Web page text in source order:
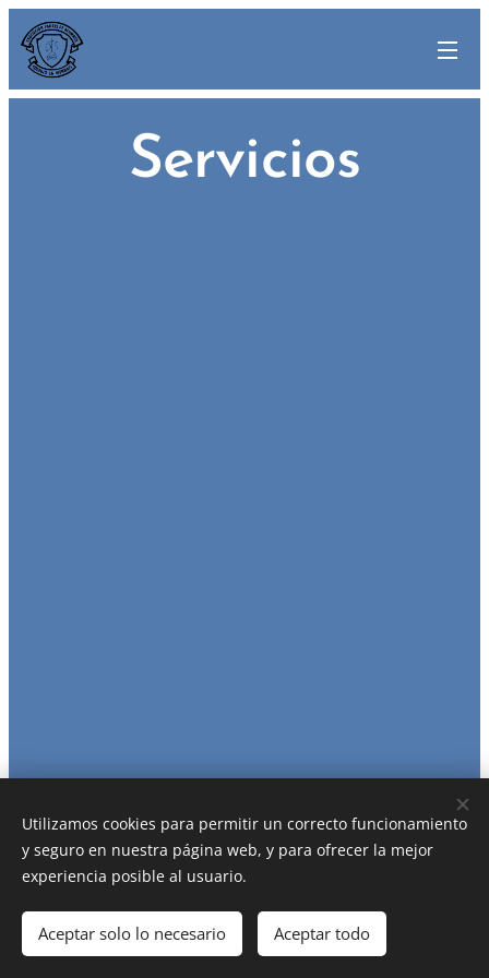
Servicios
APAC La Mennais
Cookies
Utilizamos cookies para permitir un correcto funcionamiento
y seguro en nuestra página web, y para ofrecer la mejor
experiencia posible al usuario.
Aceptar solo lo necesario Aceptar todo